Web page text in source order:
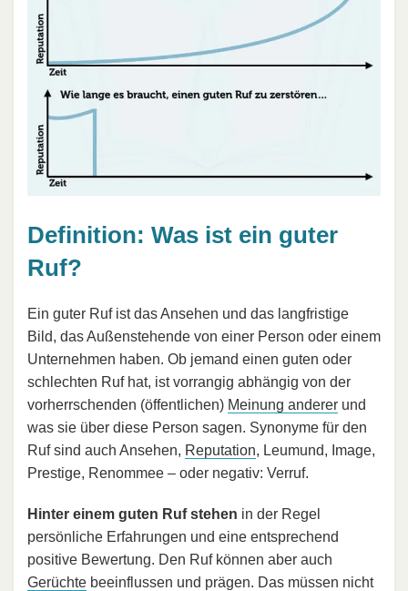
Definition: Was ist ein guter
Ruf?
Ein guter Ruf ist das Ansehen und das langfristige
Bild, das Außenstehende von einer Person oder einem
Unternehmen haben. Ob jemand einen guten oder
schlechten Ruf hat, ist vorrangig abhängig von der
vorherrschenden (öffentlichen) Meinung anderer und
was sie über diese Person sagen. Synonyme für den
Ruf sind auch Ansehen, Reputation, Leumund, Image,
Prestige, Renommee – oder negativ: Verruf.
Hinter einem guten Ruf stehen in der Regel
persönliche Erfahrungen und eine entsprechend
positive Bewertung. Den Ruf können aber auch
Gerüchte beeinflussen und prägen. Das müssen nicht